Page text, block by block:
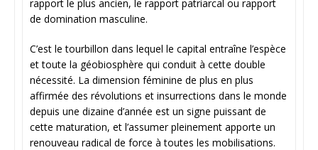
rapport le plus ancien, le rapport patriarcal ou rapport
de domination masculine.
C’est le tourbillon dans lequel le capital entraîne l’espèce
et toute la géobiosphère qui conduit à cette double
nécessité. La dimension féminine de plus en plus
affirmée des révolutions et insurrections dans le monde
depuis une dizaine d’année est un signe puissant de
cette maturation, et l’assumer pleinement apporte un
renouveau radical de force à toutes les mobilisations.